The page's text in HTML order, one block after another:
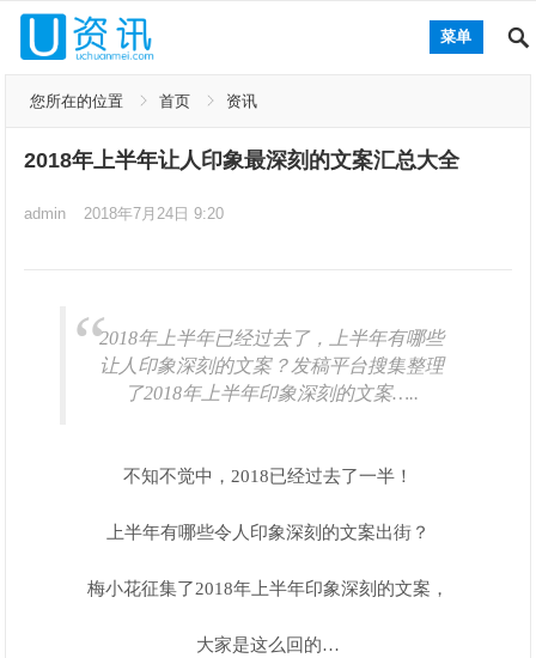
菜单
您所在的位置 首页 资讯
2018年上半年让人印象最深刻的文案汇总大全
admin 2018年7月24日 9:20
2018年上半年已经过去了，上半年有哪些
让人印象深刻的文案？发稿平台搜集整理
了2018年上半年印象深刻的文案…..
不知不觉中，2018已经过去了一半！
上半年有哪些令人印象深刻的文案出街？
梅小花征集了2018年上半年印象深刻的文案，
大家是这么回的…